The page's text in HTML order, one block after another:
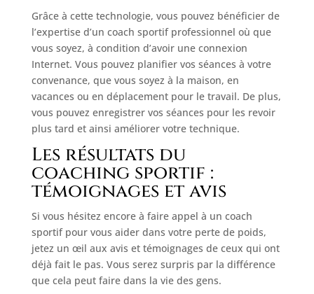
Grâce à cette technologie, vous pouvez bénéficier de
l’expertise d’un coach sportif professionnel où que
vous soyez, à condition d’avoir une connexion
Internet. Vous pouvez planifier vos séances à votre
convenance, que vous soyez à la maison, en
vacances ou en déplacement pour le travail. De plus,
vous pouvez enregistrer vos séances pour les revoir
plus tard et ainsi améliorer votre technique.
Les résultats du
coaching sportif :
témoignages et avis
Si vous hésitez encore à faire appel à un coach
sportif pour vous aider dans votre perte de poids,
jetez un œil aux avis et témoignages de ceux qui ont
déjà fait le pas. Vous serez surpris par la différence
que cela peut faire dans la vie des gens.